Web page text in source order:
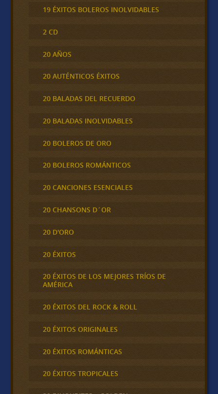
19 ÉXITOS BOLEROS INOLVIDABLES
2 CD
20 AÑOS
20 AUTÉNTICOS ÉXITOS
20 BALADAS DEL RECUERDO
20 BALADAS INOLVIDABLES
20 BOLEROS DE ORO
20 BOLEROS ROMÁNTICOS
20 CANCIONES ESENCIALES
20 CHANSONS D´OR
20 D'ORO
20 ÉXITOS
20 ÉXITOS DE LOS MEJORES TRÍOS DE
AMÉRICA
20 ÉXITOS DEL ROCK & ROLL
20 ÉXITOS ORIGINALES
20 ÉXITOS ROMÁNTICAS
20 ÉXITOS TROPICALES